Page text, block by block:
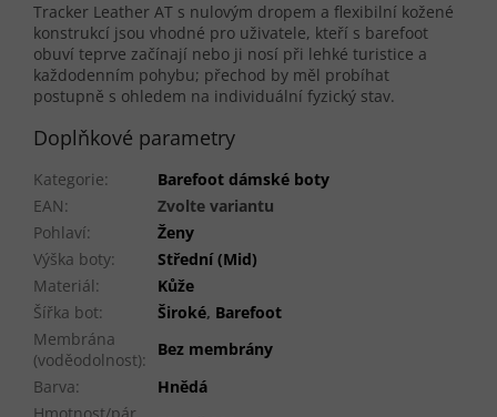
Tracker Leather AT s nulovým dropem a flexibilní kožené
konstrukcí jsou vhodné pro uživatele, kteří s barefoot
obuví teprve začínají nebo ji nosí při lehké turistice a
každodenním pohybu; přechod by měl probíhat
postupně s ohledem na individuální fyzický stav.
Doplňkové parametry
Kategorie:
Barefoot dámské boty
EAN:
Zvolte variantu
Pohlaví:
Ženy
Výška boty:
Střední (Mid)
Materiál:
Kůže
Šířka bot: Široké, Barefoot
Membrána
(voděodolnost):
Bez membrány
Barva:
Hnědá